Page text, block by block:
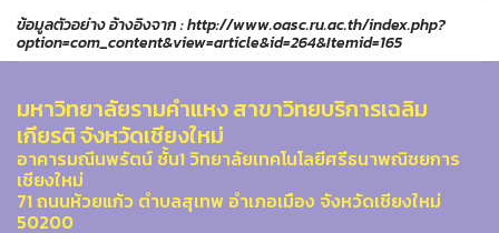
ข้อมูลตัวอย่าง อ้างอิงจาก : http://www.oasc.ru.ac.th/index.php?
option=com_content&view=article&id=264&Itemid=165
มหาวิทยาลัยรามคำแหง สาขาวิทยบริการเฉลิม
เกียรติ จังหวัดเชียงใหม่
อาคารมณีนพรัตน์ ชั้น1 วิทยาลัยเทคโนโลยีศรีธนาพณิชยการ
เชียงใหม่
71 ถนนห้วยแก้ว ตำบลสุเทพ อำเภอเมือง จังหวัดเชียงใหม่
50200